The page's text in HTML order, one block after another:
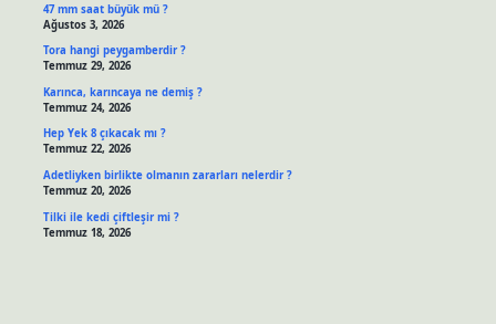
47 mm saat büyük mü ?
Ağustos 3, 2026
Tora hangi peygamberdir ?
Temmuz 29, 2026
Karınca, karıncaya ne demiş ?
Temmuz 24, 2026
Hep Yek 8 çıkacak mı ?
Temmuz 22, 2026
Adetliyken birlikte olmanın zararları nelerdir ?
Temmuz 20, 2026
Tilki ile kedi çiftleşir mi ?
Temmuz 18, 2026